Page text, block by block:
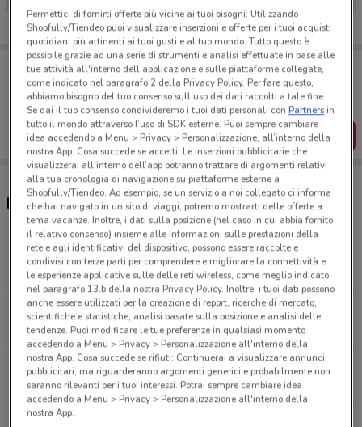
Porta DoveConviene sempre con te!
Puoi trovare le migliori offerte dei negozi vicino a te,
salvarle e creare la tua lista del risparmio, comodamente
dal tuo cellulare.
SCARICA L’APP
Negozi Consorzio Infarmacia a Bologna
Via Altabella, 14 Bologna
673 m
Via San Vitale, 2 Bologna
792 m
Via Saragozza, 71 Bologna
1.5 km
Permettici di fornirti offerte più vicine ai tuoi bisogni: Utilizzando
Shopfully/Tiendeo puoi visualizzare inserzioni e offerte per i tuoi acquisti
quotidiani più attinenti ai tuoi gusti e al tuo mondo. Tutto questo è
possibile grazie ad una serie di strumenti e analisi effettuate in base alle
tue attività all'interno dell'applicazione e sulle piattaforme collegate,
come indicato nel paragrafo 2 della Privacy Policy. Per fare questo,
abbiamo bisogno del tuo consenso sull'uso dei dati raccolti a tale fine.
Se dai il tuo consenso condivideremo i tuoi dati personali conPartnersin
tutto il mondo attraverso l’uso di SDK esterne. Puoi sempre cambiare
idea accedendo a Menu > Privacy > Personalizzazione, all’interno della
nostra App. Cosa succede se accetti: Le inserzioni pubblicitarie che
visualizzerai all'interno dell’app potranno trattare di argomenti relativi
alla tua cronologia di navigazione su piattaforme esterne a
Shopfully/Tiendeo. Ad esempio, se un servizio a noi collegato ci informa
che hai navigato in un sito di viaggi, potremo mostrarti delle offerte a
tema vacanze. Inoltre, i dati sulla posizione (nel caso in cui abbia fornito
il relativo consenso) insieme alle informazioni sulle prestazioni della
rete e agli identificativi del dispositivo, possono essere raccolte e
condivisi con terze parti per comprendere e migliorare la connettività e
le esperienze applicative sulle delle reti wireless, come meglio indicato
nel paragrafo 13.b della nostra Privacy Policy. Inoltre, i tuoi dati possono
anche essere utilizzati per la creazione di report, ricerche di mercato,
scientifiche e statistiche, analisi basate sulla posizione e analisi delle
tendenze. Puoi modificare le tue preferenze in qualsiasi momento
accedendo a Menu > Privacy > Personalizzazione all'interno della
nostra App. Cosa succede se rifiuti: Continuerai a visualizzare annunci
pubblicitari, ma riguarderanno argomenti generici e probabilmente non
saranno rilevanti per i tuoi interessi. Potrai sempre cambiare idea
accedendo a Menu > Privacy > Personalizzazione all'interno della
nostra App.